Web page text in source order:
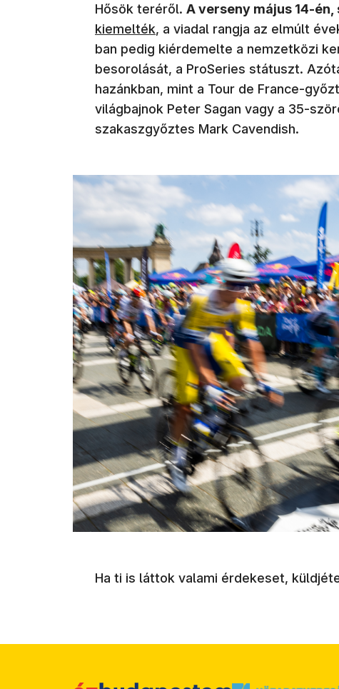
Hősök teréről. A verseny május 14-én,
kiemelték, a viadal rangja az elmúlt
ban pedig kiérdemelte a nemzetközi
besorolását, a ProSeries státuszt.
hazánkban, mint a Tour de France-
világbajnok Peter Sagan vagy a 35-
szakaszgyőztes Mark Cavendish.
Ha ti is láttok valami érdekeset,